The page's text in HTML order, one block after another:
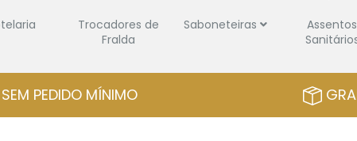
Trocadores de
Fralda
Saboneteiras Assentos
PEDIDO MÍNIMO